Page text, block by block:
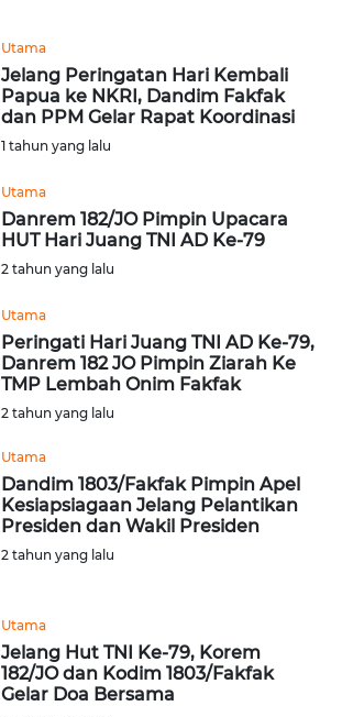
Utama
Jelang Peringatan Hari Kembali
Papua ke NKRI, Dandim Fakfak
dan PPM Gelar Rapat Koordinasi
1 tahun yang lalu
Utama
Danrem 182/JO Pimpin Upacara
HUT Hari Juang TNI AD Ke-79
2 tahun yang lalu
Utama
Peringati Hari Juang TNI AD Ke-79,
Danrem 182 JO Pimpin Ziarah Ke
TMP Lembah Onim Fakfak
2 tahun yang lalu
Utama
Dandim 1803/Fakfak Pimpin Apel
Kesiapsiagaan Jelang Pelantikan
Presiden dan Wakil Presiden
2 tahun yang lalu
Utama
Jelang Hut TNI Ke-79, Korem
182/JO dan Kodim 1803/Fakfak
Gelar Doa Bersama